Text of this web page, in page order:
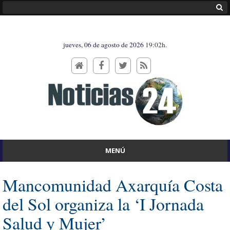
jueves, 06 de agosto de 2026 19:02h.
MENÚ
Mancomunidad Axarquía Costa
del Sol organiza la ‘I Jornada
Salud y Mujer’